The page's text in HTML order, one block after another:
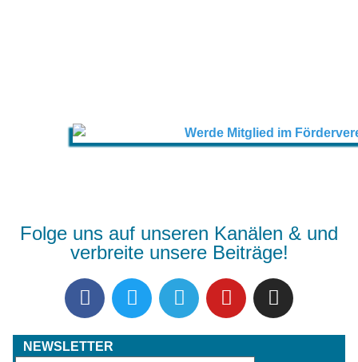
Folge uns auf unseren Kanälen & und
verbreite unsere Beiträge!
NEWSLETTER